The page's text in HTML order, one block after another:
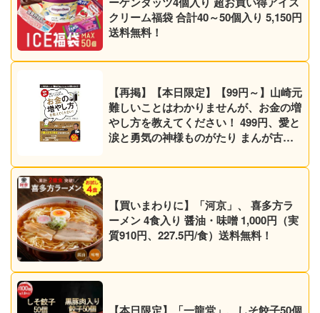
クリーム福袋 合計40～50個入り 5,150円
送料無料！
【再掲】【本日限定】【99円～】山崎元
難しいことはわかりませんが、お金の増
やし方を教えてください！ 499円、愛と
涙と勇気の神様ものがたり まんが古事
【買いまわりに】「河京」、 喜多方ラ
ーメン 4食入り 醤油・味噌 1,000円（実
質910円、227.5円/食）送料無料！